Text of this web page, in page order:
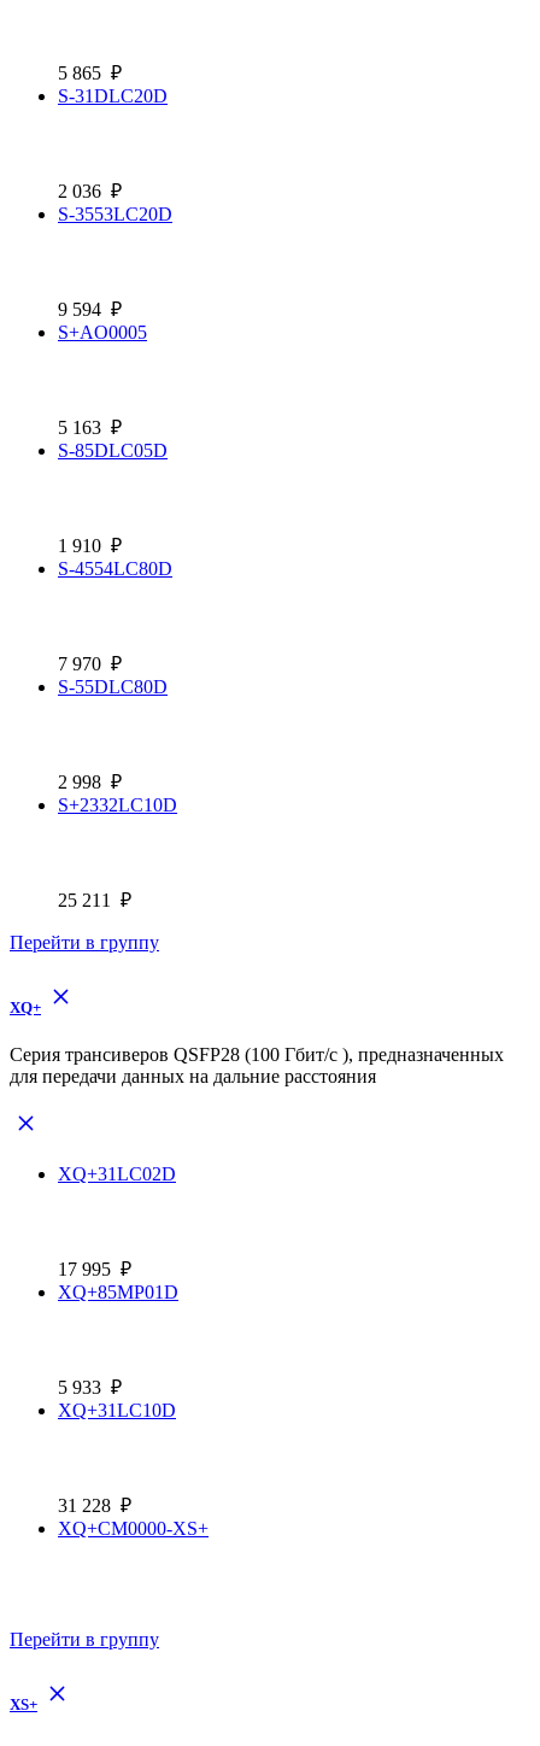
5 865 ₽
S-31DLC20D
2 036 ₽
S-3553LC20D
9 594 ₽
S+AO0005
5 163 ₽
S-85DLC05D
1 910 ₽
S-4554LC80D
7 970 ₽
S-55DLC80D
2 998 ₽
S+2332LC10D
25 211 ₽
Перейти в группу
XQ+
Cерия трансиверов QSFP28 (100 Гбит/с ), предназначенных
для передачи данных на дальние расстояния
XQ+31LC02D
17 995 ₽
XQ+85MP01D
5 933 ₽
XQ+31LC10D
31 228 ₽
XQ+CM0000-XS+
Перейти в группу
XS+